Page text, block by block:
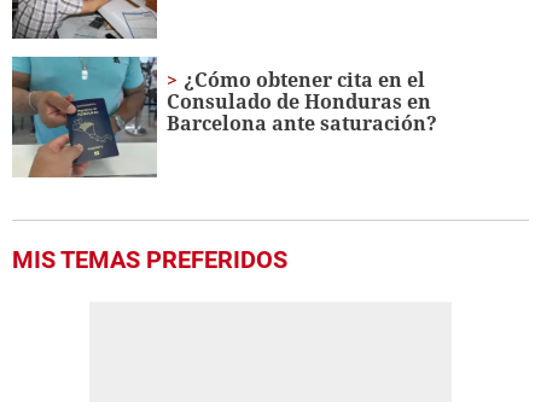
¿Cómo obtener cita en el
Consulado de Honduras en
Barcelona ante saturación?
MIS TEMAS PREFERIDOS